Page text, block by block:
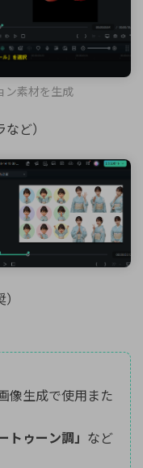
素材を生成
ど）
像生成で使用また
トゥーン調」 など